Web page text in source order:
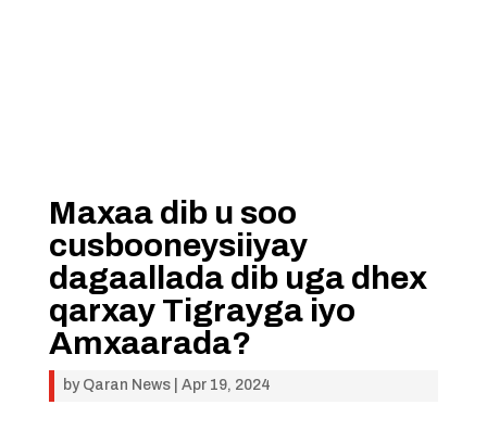
Maxaa dib u soo
cusbooneysiiyay
dagaallada dib uga dhex
qarxay Tigrayga iyo
Amxaarada?
by Qaran News| Apr 19, 2024